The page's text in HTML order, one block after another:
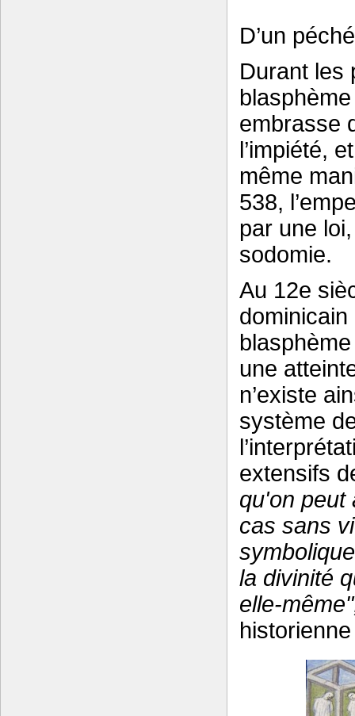
D’un
Durant les
embrasse
l’impiété,
même
538,
par une
sodomie.
Au 12e
dominicain
une
n’existe
système
extensifs
qu'on peut
cas sans
la divinité
elle-